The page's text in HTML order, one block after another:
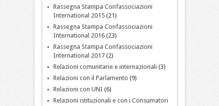
Rassegna Stampa Confassociazioni
International 2015(21)
Rassegna Stampa Confassociazioni
International 2016(23)
Rassegna Stampa Confassociazioni
International 2017(2)
Relazioni comunitarie e internazionali (3)
Relazioni con il Parlamento (9)
Relazioni con UNI (6)
Relazioni istituzionali e con i Consumatori